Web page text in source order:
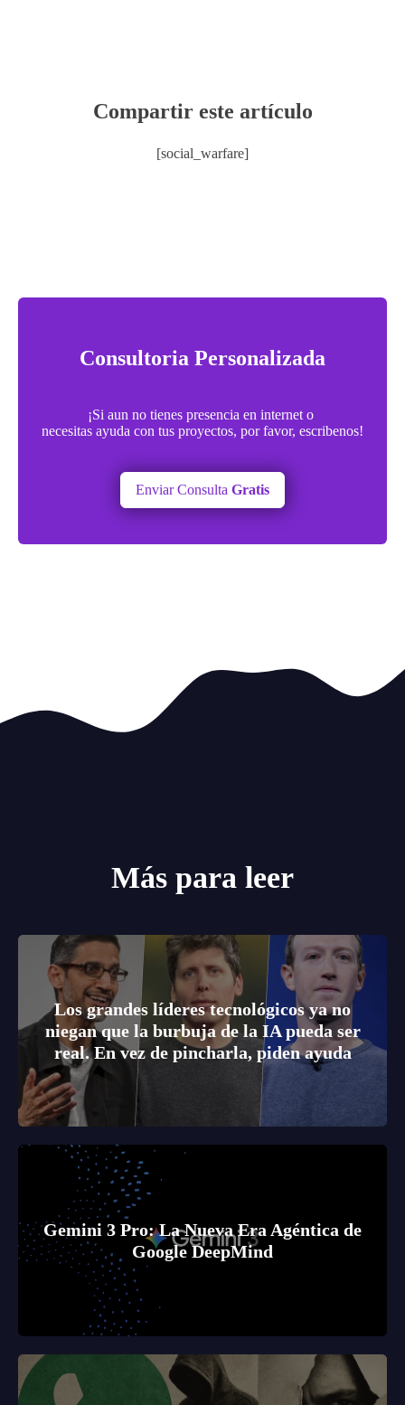
Compartir este artículo
[social_warfare]
Consultoria Personalizada
¡Si aun no tienes presencia en internet o
necesitas ayuda con tus proyectos, por favor, escribenos!
Enviar Consulta Gratis
Más para leer
Los grandes líderes tecnológicos ya no
niegan que la burbuja de la IA pueda ser
real. En vez de pincharla, piden ayuda
Gemini 3 Pro: La Nueva Era Agéntica de
Google DeepMind